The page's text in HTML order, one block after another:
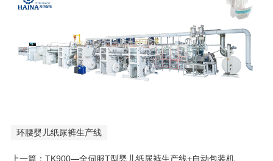
环腰婴儿纸尿裤生产线
上一篇： TK900—全伺服T型婴儿纸尿裤生产线+自动包装机